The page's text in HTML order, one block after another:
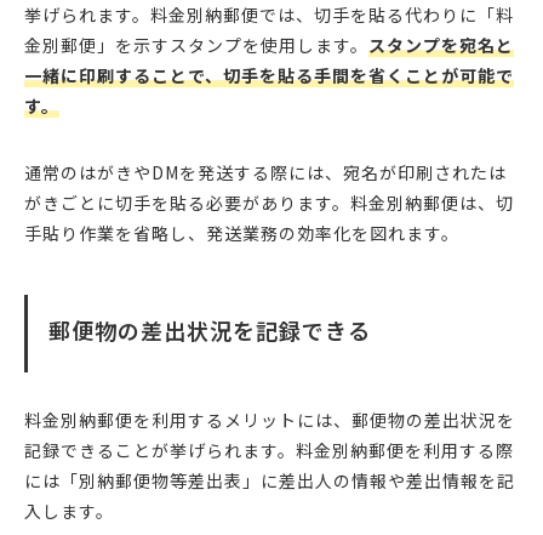
挙げられます。料金別納郵便では、切手を貼る代わりに「料
金別郵便」を示すスタンプを使用します。 スタンプを宛名と
一緒に印刷することで、切手を貼る手間を省くことが可能で
す。
通常のはがきやDMを発送する際には、宛名が印刷されたは
がきごとに切手を貼る必要があります。料金別納郵便は、切
手貼り作業を省略し、発送業務の効率化を図れます。
郵便物の差出状況を記録できる
料金別納郵便を利用するメリットには、郵便物の差出状況を
記録できることが挙げられます。料金別納郵便を利用する際
には「別納郵便物等差出表」に差出人の情報や差出情報を記
入します。